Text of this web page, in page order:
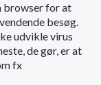
browser for at
besøg.
udvikle virus
de gør, er at
fx